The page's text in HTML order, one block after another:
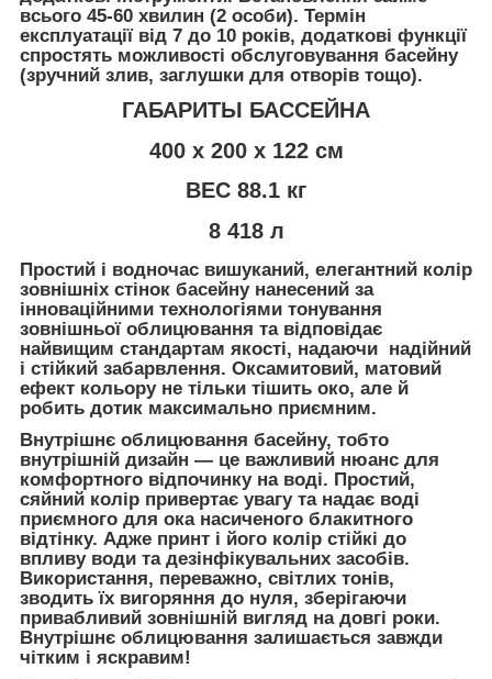
всього 45-60 хвилин (2 особи). Термін
експлуатації від 7 до 10 років, додаткові функції
спростять можливості обслуговування басейну
(зручний злив, заглушки для отворів тощо).
ГАБАРИТЫ БАССЕЙНА
400 х 200 х 122 см
ВЕС 88.1 кг
8 418 л
Простий і водночас вишуканий, елегантний колір
зовнішніх стінок басейну нанесений за
інноваційними технологіями тонування
зовнішньої облицювання та відповідає
найвищим стандартам якості, надаючи надійний
і стійкий забарвлення. Оксамитовий, матовий
ефект кольору не тільки тішить око, але й
робить дотик максимально приємним.
Внутрішнє облицювання басейну, тобто
внутрішній дизайн — це важливий нюанс для
комфортного відпочинку на воді. Простий,
сяйний колір привертає увагу та надає воді
приємного для ока насиченого блакитного
відтінку. Адже принт і його колір стійкі до
впливу води та дезінфікувальних засобів.
Використання, переважно, світлих тонів,
зводить їх вигоряння до нуля, зберігаючи
привабливий зовнішній вигляд на довгі роки.
Внутрішнє облицювання залишається завжди
чітким і яскравим!